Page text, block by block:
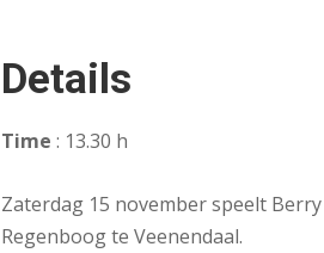
Details
Time : 13.30 h
Zaterdag 15 november speelt
Regenboog te Veenendaal.